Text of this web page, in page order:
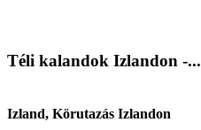
Téli kalandok Izlandon -...
Izland, Körutazás Izlandon